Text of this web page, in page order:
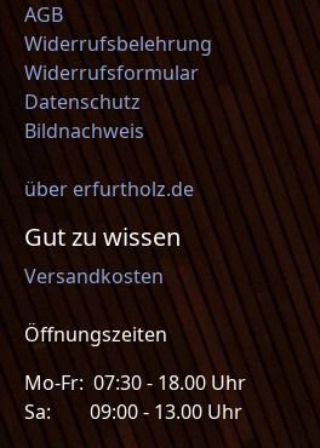
AGB
Widerrufsbelehrung
Widerrufsformular
Datenschutz
Bildnachweis
über erfurtholz.de
Gut zu wissen
Versandkosten
Öffnungszeiten
Mo-Fr: 07:30 - 18.00 Uhr
Sa: 09:00 - 13.00 Uhr